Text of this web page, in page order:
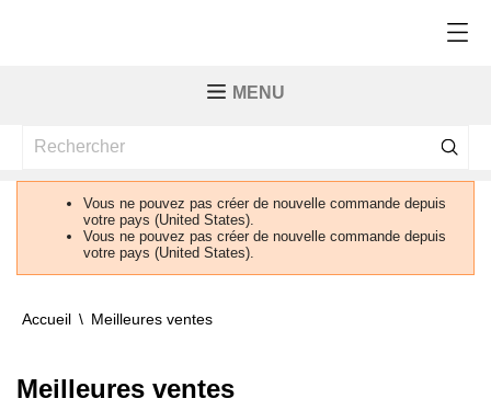
MENU
Vous ne pouvez pas créer de nouvelle commande depuis
votre pays (United States).
Vous ne pouvez pas créer de nouvelle commande depuis
votre pays (United States).
Accueil Meilleures ventes
Meilleures ventes